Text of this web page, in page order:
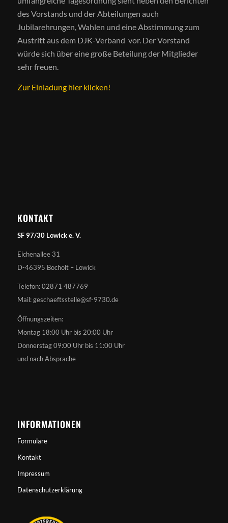
des Vorstands und der Abteilungen auch
Jubilarehrungen, Wahlen und eine Abstimmung zum
Austritt aus dem DJK-Verband vor. Der Vorstand
würde sich über eine große Beteilung der Mitglieder
sehr freuen.
Zur Einladung hier klicken!
KONTAKT
SF 97/30 Lowick e. V.
Eichenallee 31
D-46395 Bocholt – Lowick
Telefon: 02871 487769
Mail: geschaeftsstelle@sf-9730.de
Öffnungszeiten:
Montag 18:00 Uhr bis 20:00 Uhr
Donnerstag 09:00 Uhr bis 11:00 Uhr
und nach Absprache
INFORMATIONEN
Formulare
Kontakt
Impressum
Datenschutzerklärung